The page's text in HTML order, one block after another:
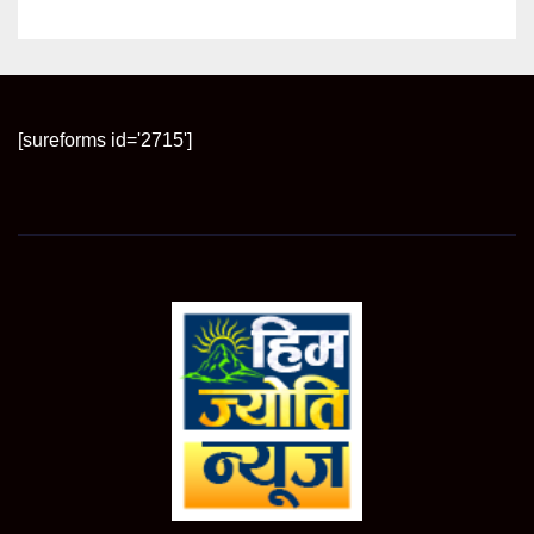
[sureforms id='2715']